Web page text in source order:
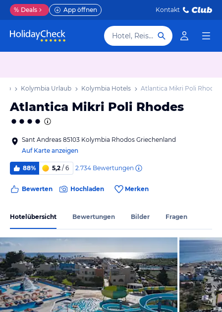
% Deals App öffnen Kontakt
Hotel, Reiseziel
Kolymbia Urlaub Kolymbia Hotels Atlantica Mikri Poli Rhodes
Atlantica Mikri Poli Rhodes
Sant Andreas 85103 Kolymbia Rhodos Griechenland
Auf Karte anzeigen
88% 5,2 / 6 2.734 Bewertungen
Bewerten Hochladen Merken
Hotelübersicht Bewertungen Bilder Fragen